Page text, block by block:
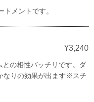
メントです。
¥3,240
の相性バッチリです。ダ
なりの効果が出ます※スチ